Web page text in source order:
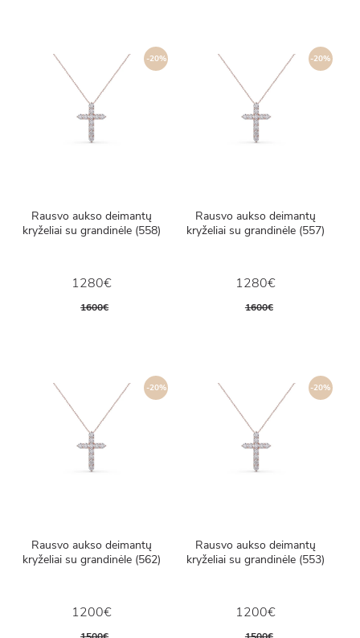
-20%
Rausvo aukso deimantų
kryželiai su grandinėle (558)
1280€
1600€
-20%
Rausvo aukso deimantų
kryželiai su grandinėle (557)
1280€
1600€
-20%
Rausvo aukso deimantų
kryželiai su grandinėle (562)
1200€
-20%
Rausvo aukso deimantų
kryželiai su grandinėle (553)
1200€